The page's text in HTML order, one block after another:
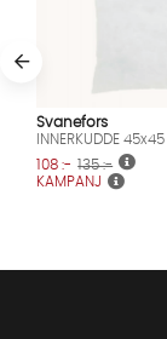
Svanefors
INNERKUDDE 45x45
KAMPANJ
108 :- 135 :-